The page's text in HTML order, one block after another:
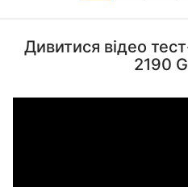
Дивитися відео
2190